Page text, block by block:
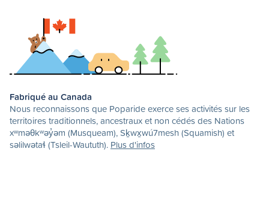
Fabriqué au Canada
Nous reconnaissons que Poparide exerce ses activités sur les
territoires traditionnels, ancestraux et non cédés des Nations
xʷməθkʷəy̓əm (Musqueam), Sḵwx̱wú7mesh (Squamish) et
səlilwətaɬ (Tsleil-Waututh). Plus d'infos